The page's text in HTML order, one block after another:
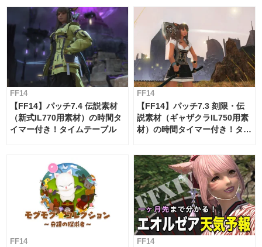
FF14
【FF14】パッチ7.4 伝説素材
（新式IL770用素材）の時間タ
イマー付き！タイムテーブル
FF14
【FF14】パッチ7.3 刻限・伝
説素材（ギャザクラIL750用素
材）の時間タイマー付き！タイ
FF14 FF14